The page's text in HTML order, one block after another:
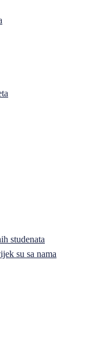
studenata
su sa nama